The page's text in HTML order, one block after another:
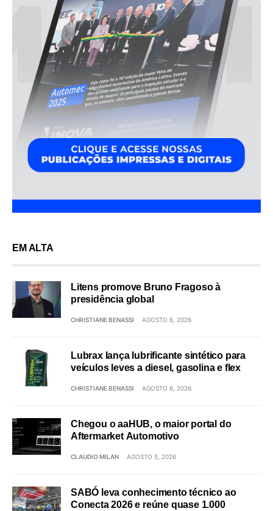
EM ALTA
Litens promove Bruno Fragoso à
presidência global
CHRISTIANE BENASSI AGOSTO 6, 2026
Lubrax lança lubrificante sintético para
veículos leves a diesel, gasolina e flex
CHRISTIANE BENASSI AGOSTO 6, 2026
Chegou o aaHUB, o maior portal do
Aftermarket Automotivo
CLAUDIO MILAN AGOSTO 5, 2026
SABÓ leva conhecimento técnico ao
Conecta 2026 e reúne quase 1.000